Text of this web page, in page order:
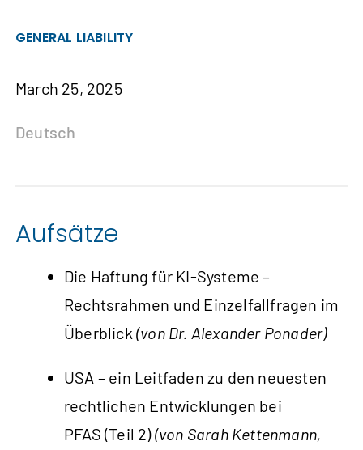
GENERAL LIABILITY
March 25, 2025
Deutsch
Aufsätze
Die Haftung für KI‑Systeme –
Rechtsrahmen und Einzel­fall­fragen im
Überblick (von Dr. Alexander Ponader)
USA – ein Leitfaden zu den neuesten
rechtlichen Entwicklungen bei
PFAS (Teil 2)(von Sarah Kettenmann,